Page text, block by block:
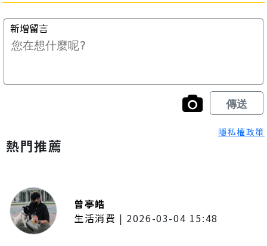
隱私權政策
熱門推薦
曾亭皓
生活消費 | 2026-03-04 15:48